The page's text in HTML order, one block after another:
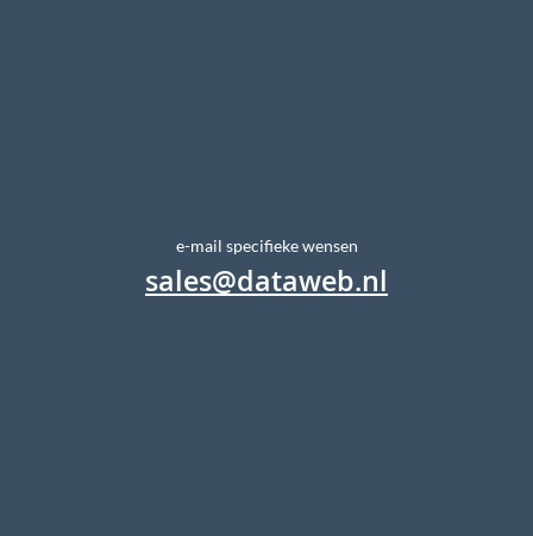
e-mail specifieke wensen
sales@dataweb.nl